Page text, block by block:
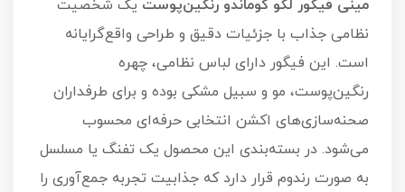
مینی فیگور لگو کوماندو رنگین‌پوست یک شخصیت
نظامی جذاب با جزئیات دقیق و طراحی واقع‌گرایانه
است. این فیگور دارای لباس نظامی، چهره
رنگین‌پوست، مو و سبیل مشکی بوده و برای طرفداران
صحنه‌سازی‌های اکشن انتخابی حرفه‌ای محسوب
می‌شود. در بسته‌بندی این محصول یک تفنگ یا مسلسل
به صورت رندوم قرار دارد که جذابیت تجربه جمع‌آوری را